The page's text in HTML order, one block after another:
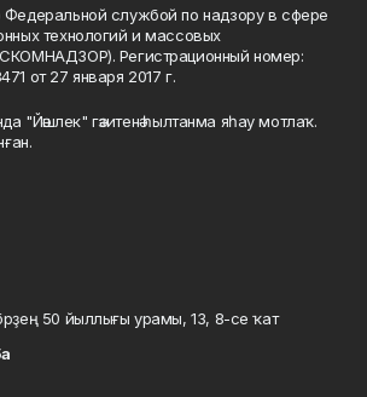
Федеральной службой по надзору в сфере
технологий и массовых
Регистрационный номер:
от 27 января 2017 г.
"Йәшлек" гәзитенә һылтанма яһау мотлаҡ.
50 йыллығы урамы, 13, 8-се ҡат